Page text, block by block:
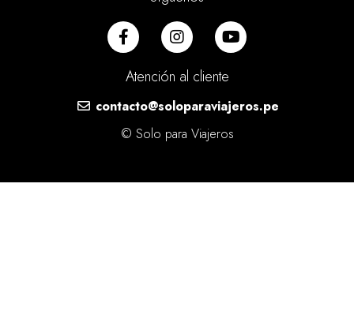
Atención al cliente
contacto@soloparaviajeros.pe
© Solo para Viajeros